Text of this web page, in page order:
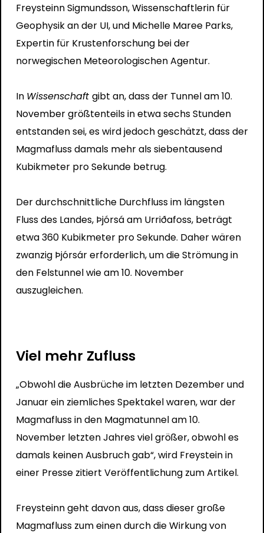
Freysteinn Sigmundsson, Wissenschaftlerin für
Geophysik an der UI, und Michelle Maree Parks,
Expertin für Krustenforschung bei der
norwegischen Meteorologischen Agentur.
In Wissenschaft gibt an, dass der Tunnel am 10.
November größtenteils in etwa sechs Stunden
entstanden sei, es wird jedoch geschätzt, dass der
Magmafluss damals mehr als siebentausend
Kubikmeter pro Sekunde betrug.
Der durchschnittliche Durchfluss im längsten
Fluss des Landes, Þjórsá am Urriðafoss, beträgt
etwa 360 Kubikmeter pro Sekunde. Daher wären
zwanzig Þjórsár erforderlich, um die Strömung in
den Felstunnel wie am 10. November
auszugleichen.
Viel mehr Zufluss
„Obwohl die Ausbrüche im letzten Dezember und
Januar ein ziemliches Spektakel waren, war der
Magmafluss in den Magmatunnel am 10.
November letzten Jahres viel größer, obwohl es
damals keinen Ausbruch gab“, wird Freystein in
einer Presse zitiert Veröffentlichung zum Artikel.
Freysteinn geht davon aus, dass dieser große
Magmafluss zum einen durch die Wirkung von